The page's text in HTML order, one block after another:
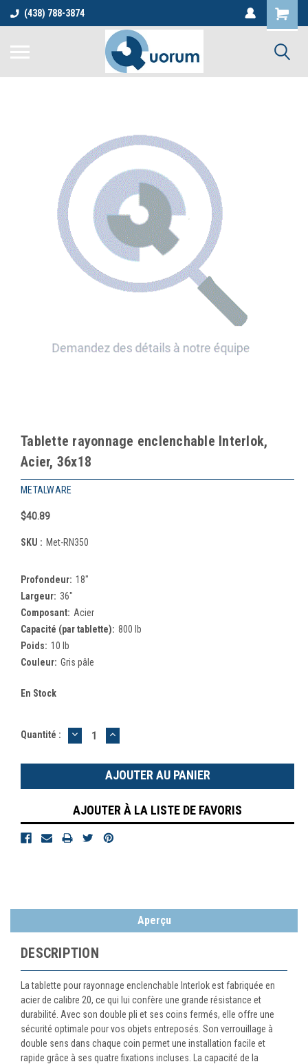
(438) 788-3874
Tablette rayonnage enclenchable Interlok,
Acier, 36x18
METALWARE
$40.89
SKU : Met-RN350
Profondeur: 18"
Largeur: 36"
Composant: Acier
Capacité (par tablette): 800 lb
Poids: 10 lb
Couleur: Gris pâle
En Stock
Quantité : DIMINUER
LA
:
AUGMENTER
LA
:
AJOUTER À LA LISTE DE FAVORIS
Aperçu
DESCRIPTION
La tablette pour rayonnage enclenchable Interlok est fabriquée en
acier de calibre 20, ce qui lui confère une grande résistance et
durabilité. Avec son double pli et ses coins fermés, elle offre une
sécurité optimale pour vos objets entreposés. Son verrouillage à
double sens dans chaque coin permet une installation facile et
rapide grâce à ses quatre fixations incluses. La capacité de la